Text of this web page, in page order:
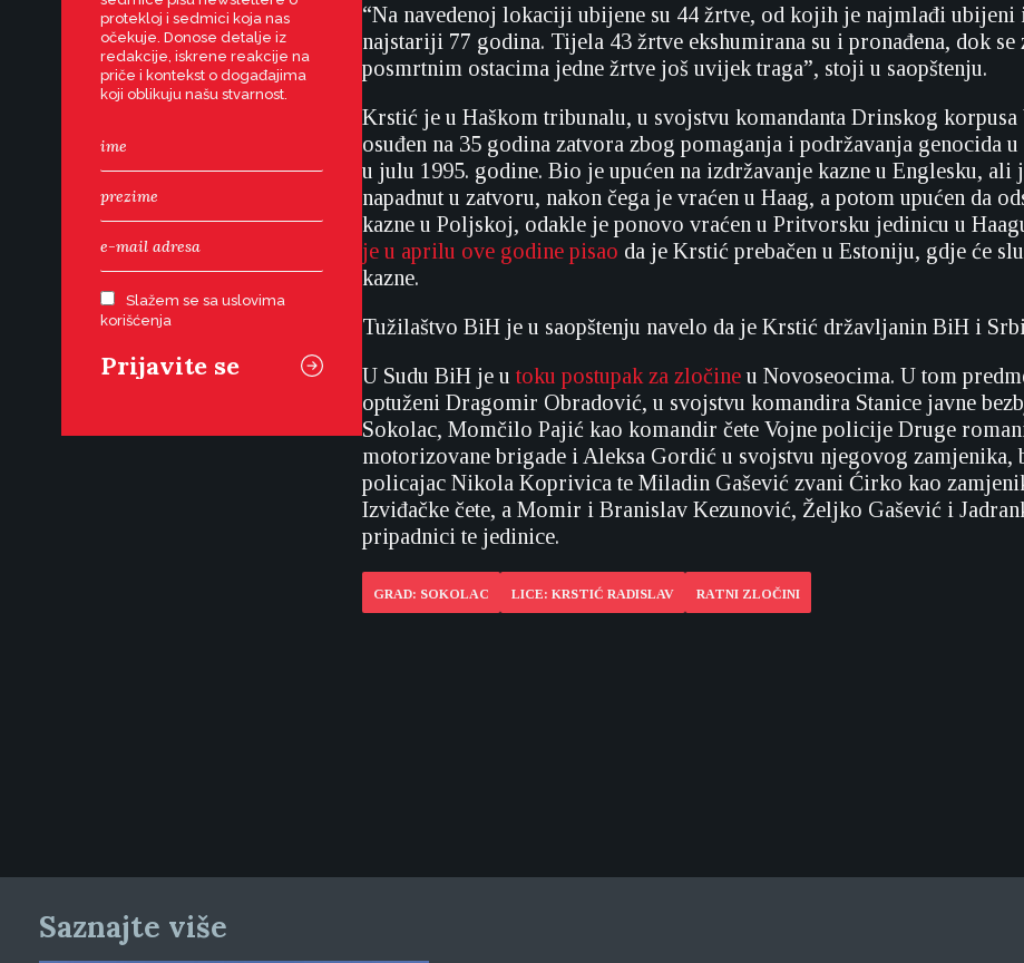
protekloj i sedmici koja nas
očekuje. Donose detalje iz
redakcije, iskrene reakcije na
priče i kontekst o događajima
koji oblikuju našu stvarnost.
Slažem se sa uslovima
korišćenja
“Na navedenoj lokaciji ubijene su 44 žrtve, od kojih je najmlađi ubijeni
najstariji 77 godina. Tijela 43 žrtve ekshumirana su i pronađena, dok se
posmrtnim ostacima jedne žrtve još uvijek traga”, stoji u saopštenju.
Krstić je u Haškom tribunalu, u svojstvu komandanta Drinskog korpusa
osuđen na 35 godina zatvora zbog pomaganja i podržavanja genocida
u julu 1995. godine. Bio je upućen na izdržavanje kazne u Englesku, ali
napadnut u zatvoru, nakon čega je vraćen u Haag, a potom upućen da
kazne u Poljskoj, odakle je ponovo vraćen u Pritvorsku jedinicu u
je u aprilu ove godine pisao da je Krstić prebačen u Estoniju, gdje će
kazne.
Tužilaštvo BiH je u saopštenju navelo da je Krstić državljanin BiH i
U Sudu BiH je u toku postupak za zločine u Novoseocima. U tom
optuženi Dragomir Obradović, u svojstvu komandira Stanice javne
Sokolac, Momčilo Pajić kao komandir čete Vojne policije Druge
motorizovane brigade i Aleksa Gordić u svojstvu njegovog zamjenika,
policajac Nikola Koprivica te Miladin Gašević zvani Ćirko kao
Izviđačke čete, a Momir i Branislav Kezunović, Željko Gašević i
pripadnici te jedinice.
GRAD: SOKOLAC LICE: KRSTIĆ RADISLAV RATNI ZLOČINI
Saznajte više